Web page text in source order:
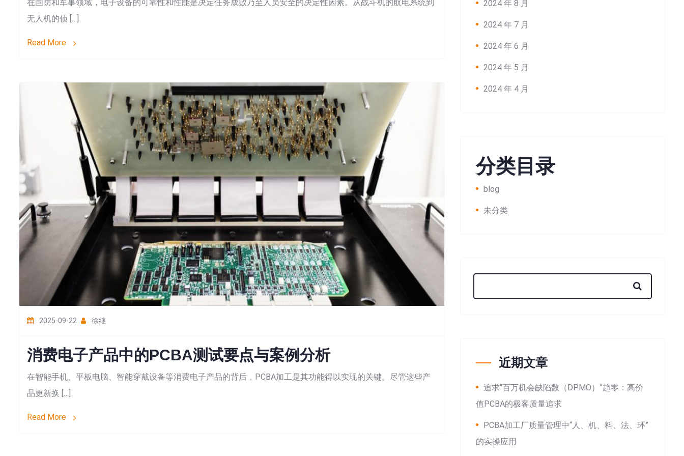
在国防和军事领域，电子设备的可靠性和性能是决定任务成败乃至人员安全的决定性因素。从战斗机的航电系统到
无人机的侦 […]
Read More
2025-09-22 徐继
消费电子产品中的PCBA测试要点与案例分析
在智能手机、平板电脑、智能穿戴设备等消费电子产品的背后，PCBA加工是其功能得以实现的关键。尽管这些产
品更新换 […]
Read More
2024 年 8 月
2024 年 7 月
2024 年 6 月
2024 年 5 月
2024 年 4 月
分类目录
blog
未分类
近期文章
追求“百万机会缺陷数（DPMO）”趋零：高价
值PCBA的极客质量追求
PCBA加工厂质量管理中“人、机、料、法、环”
的实操应用